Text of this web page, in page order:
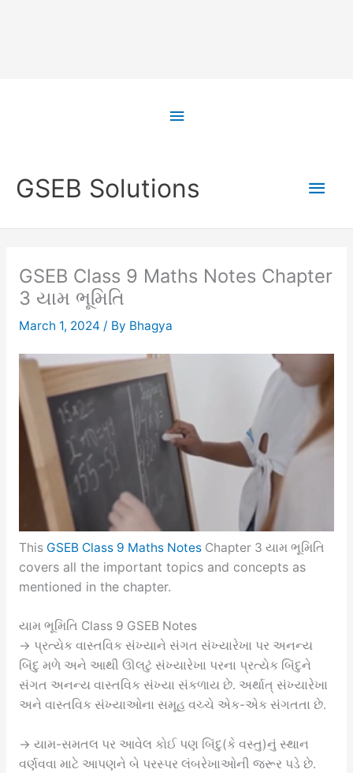
Above
GSEB Solutions
Main
GSEB Class 9 Maths Notes Chapter
3 યામ ભૂમિતિ
March 1, 2024 / By Bhagya
This GSEB Class 9 Maths NotesChapter 3 યામ ભૂમિતિ
covers all the important topics and concepts as
mentioned in the chapter.
યામ ભૂમિતિ Class 9 GSEB Notes
→ પ્રત્યેક વાસ્તવિક સંખ્યાને સંગત સંખ્યારેખા પર અનન્ય
બિંદુ મળે અને આથી ઊલટું સંખ્યારેખા પરના પ્રત્યેક બિંદુને
સંગત અનન્ય વાસ્તવિક સંખ્યા સંકળાય છે. અર્થાત્ સંખ્યારેખા
અને વાસ્તવિક સંખ્યાઓના સમૂહ વચ્ચે એક-એક સંગતતા છે.
→ યામ-સમતલ પર આવેલ કોઈ પણ બિંદુ(કે વસ્તુ)નું સ્થાન
વર્ણવવા માટે આપણને બે પરસ્પર લંબરેખાઓની જરૂર પડે છે.